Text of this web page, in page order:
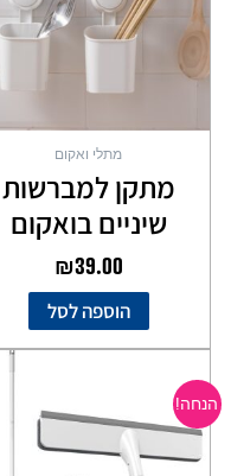
מתלי ואקום
מתקן למברשות
שיניים בואקום
₪39.00
הוספה לסל
הנחה!
היה:
₪129.00.